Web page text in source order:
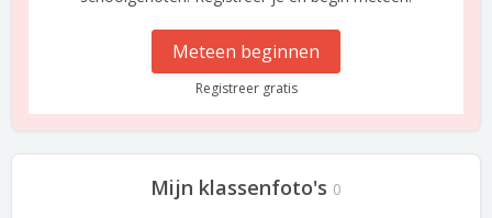
Meteen beginnen
Registreer gratis
Mijn klassenfoto's 0